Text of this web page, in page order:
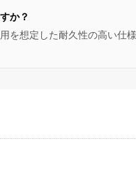
か？
を想定した耐久性の高い仕